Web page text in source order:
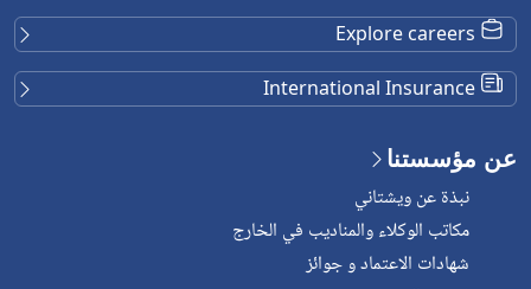
مؤسستنا
نبذة عن ويشتاني
مكاتب الوكلاء والمناديب في الخارج
شهادات الاعتماد و جوائز